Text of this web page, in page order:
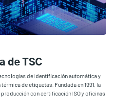
de TSC
de identificación automática y
de etiquetas. Fundada en 1991, la
con certificación ISO y oficinas